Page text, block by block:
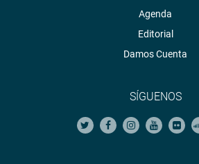
Agenda
Editorial
Damos Cuenta
SÍGUENOS